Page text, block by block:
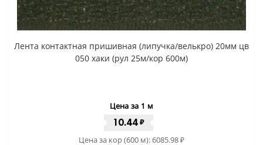
Лента контактная пришивная (липучка/велькро) 20мм цв
050 хаки (рул 25м/кор 600м)
Цена за 1 м
10.44₽
Цена за кор (600 м):6085.98₽